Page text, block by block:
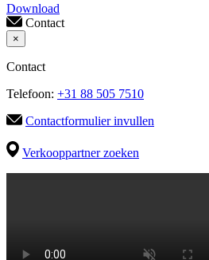
Download
Contact
×
Contact
Telefoon: +31 88 505 7510
Contactformulier invullen
Verkooppartner zoeken